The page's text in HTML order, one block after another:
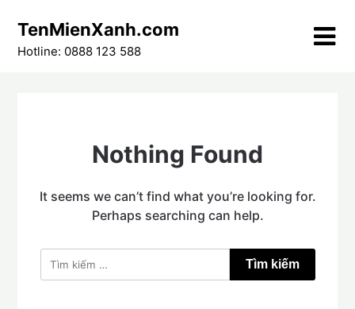
content
TenMienXanh.com
Hotline: 0888 123 588
Nothing Found
It seems we can’t find what you’re looking for.
Perhaps searching can help.
Tìm
kiếm